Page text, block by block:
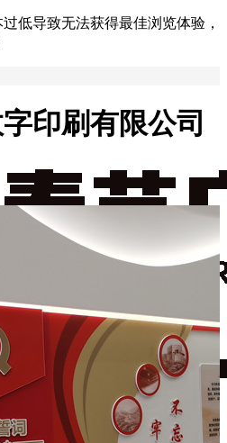
低导致无法获得最佳浏览体验，
印刷有限公司